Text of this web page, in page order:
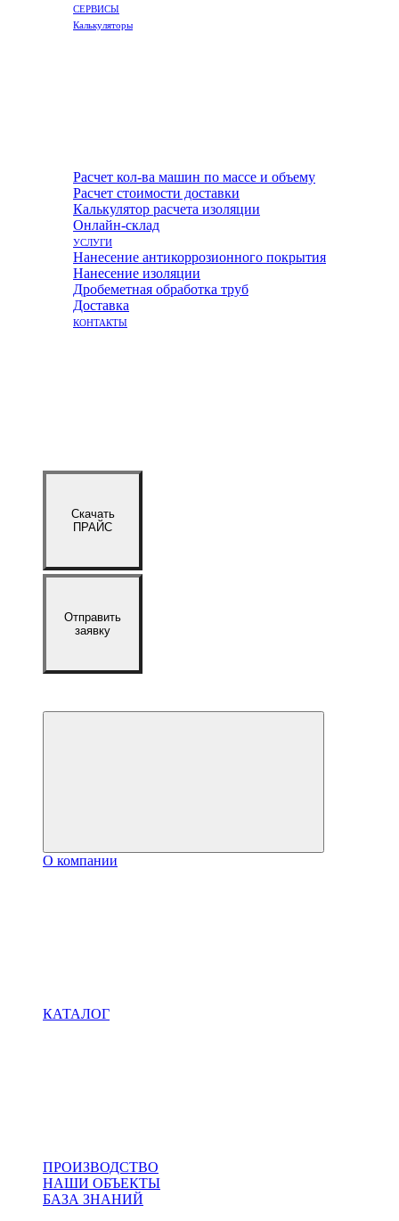
СЕРВИСЫ
Калькуляторы
Расчет кол-ва машин по массе и объему
Расчет стоимости доставки
Калькулятор расчета изоляции
Онлайн-склад
УСЛУГИ
Нанесение антикоррозионного покрытия
Нанесение изоляции
Дробеметная обработка труб
Доставка
КОНТАКТЫ
Скачать
ПРАЙС
Отправить
заявку
О компании
КАТАЛОГ
ПРОИЗВОДСТВО
НАШИ ОБЪЕКТЫ
БАЗА ЗНАНИЙ